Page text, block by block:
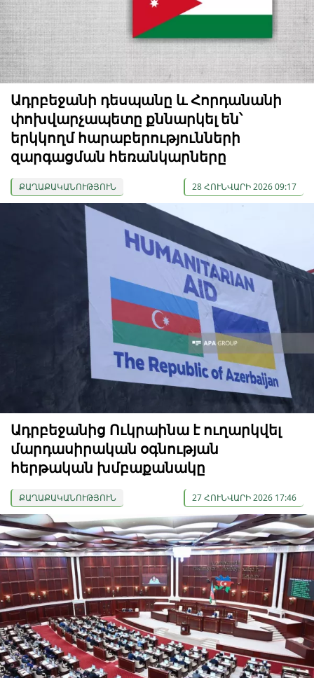
Ադրբեջանի դեսպանը և Հորդանանի
փոխվարչապետը քննարկել են՝
երկկողմ հարաբերությունների
զարգացման հեռանկարները
ՔԱՂԱՔԱԿԱՆՈՒԹՅՈՒՆ 28 ՀՈՒՆՎԱՐԻ 2026 09:17
Ադրբեջանից Ուկրաինա է ուղարկվել
մարդասիրական օգնության
հերթական խմբաքանակը
ՔԱՂԱՔԱԿԱՆՈՒԹՅՈՒՆ 27 ՀՈՒՆՎԱՐԻ 2026 17:46